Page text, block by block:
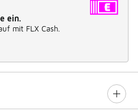
ein.
mit FLX Cash.